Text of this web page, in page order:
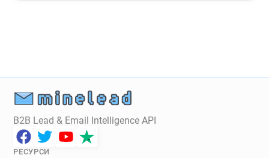
B2B Lead & Email Intelligence API
РЕСУРСИ